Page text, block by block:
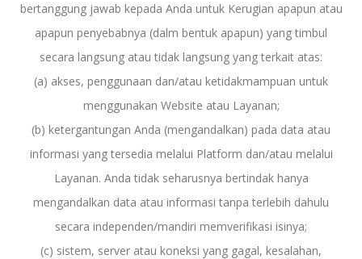
bertanggung jawab kepada Anda untuk Kerugian apapun atau
apapun penyebabnya (dalm bentuk apapun) yang timbul
secara langsung atau tidak langsung yang terkait atas:
(a) akses, penggunaan dan/atau ketidakmampuan untuk
menggunakan Website atau Layanan;
(b) ketergantungan Anda (mengandalkan) pada data atau
informasi yang tersedia melalui Platform dan/atau melalui
Layanan. Anda tidak seharusnya bertindak hanya
mengandalkan data atau informasi tanpa terlebih dahulu
secara independen/mandiri memverifikasi isinya;
(c) sistem, server atau koneksi yang gagal, kesalahan,